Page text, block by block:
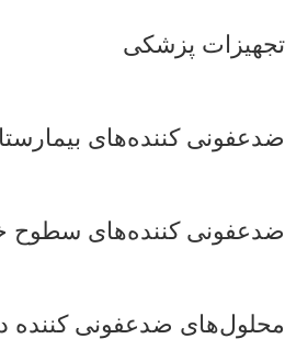
تجهیزات پزشکی
ضدعفونی کننده‌های
ضدعفونی کننده‌های سطوح
محلول‌های ضدعفونی